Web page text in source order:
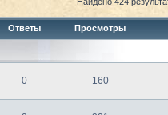
Ответы Просмотры
0 160